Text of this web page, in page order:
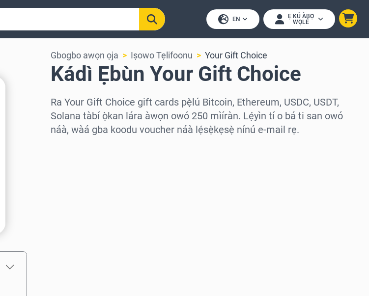
EN
Ẹ KÚ ÀBỌ̀
WỌLÉ
Gbogbo awọn ọja Iṣowo Tẹlifoonu Your Gift Choice
Kádì Ẹ̀bùn Your Gift Choice
Ra Your Gift Choice gift cards pẹ̀lú Bitcoin, Ethereum, USDC, USDT,
Solana tàbí ọ̀kan lára àwọn owó 250 mìíràn. Lẹ́yìn tí o bá ti san owó
náà, wàá gba koodu voucher náà lẹ́sẹ̀kẹsẹ̀ nínú e-mail rẹ.